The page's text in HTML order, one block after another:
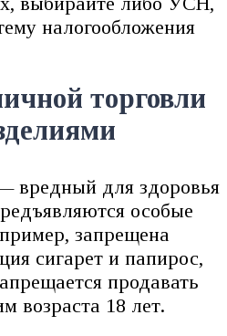
налогообложения
торговли
вредный для здоровья
особые
запрещена
сигарет и папирос,
продавать
возраста 18 лет.